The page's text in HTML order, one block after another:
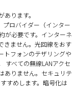
ります。
プロバイダー（インター
が必要です。インターネ
きません。光回線をおす
トフォンのテザリングや
すべての無線LANアクセ
ありません。セキュリテ
すめします。暗号化は